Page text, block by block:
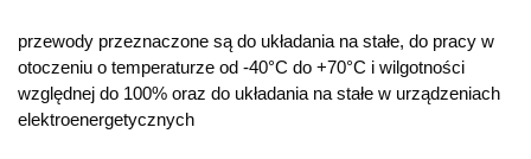
przewody przeznaczone są do układania na stałe, do pracy w
otoczeniu o temperaturze od -40°C do +70°C i wilgotności
względnej do 100% oraz do układania na stałe w urządzeniach
elektroenergetycznych